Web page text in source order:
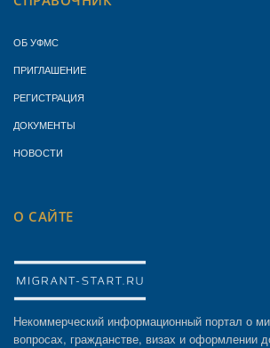
ОБ УФМС
ПРИГЛАШЕНИЕ
РЕГИСТРАЦИЯ
ДОКУМЕНТЫ
НОВОСТИ
О САЙТЕ
Некоммерческий информационный портал о
вопросах, гражданстве, визах и оформлении